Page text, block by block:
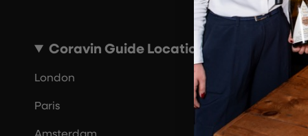
Coravin Guide Locations
London
Paris
Amsterdam